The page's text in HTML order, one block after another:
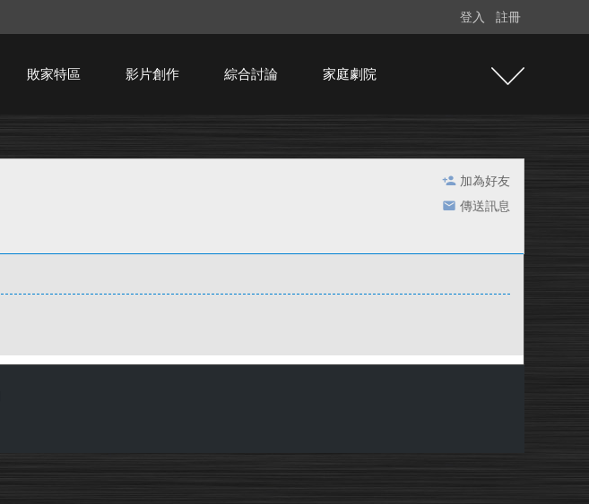
登入 註冊
敗家特區 影片創作 綜合討論 家庭劇院
加為好友
傳送訊息